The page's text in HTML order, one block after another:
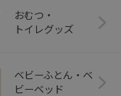
おむつ・
トイレグッズ
ベビーふとん・ベ
ビーベッド